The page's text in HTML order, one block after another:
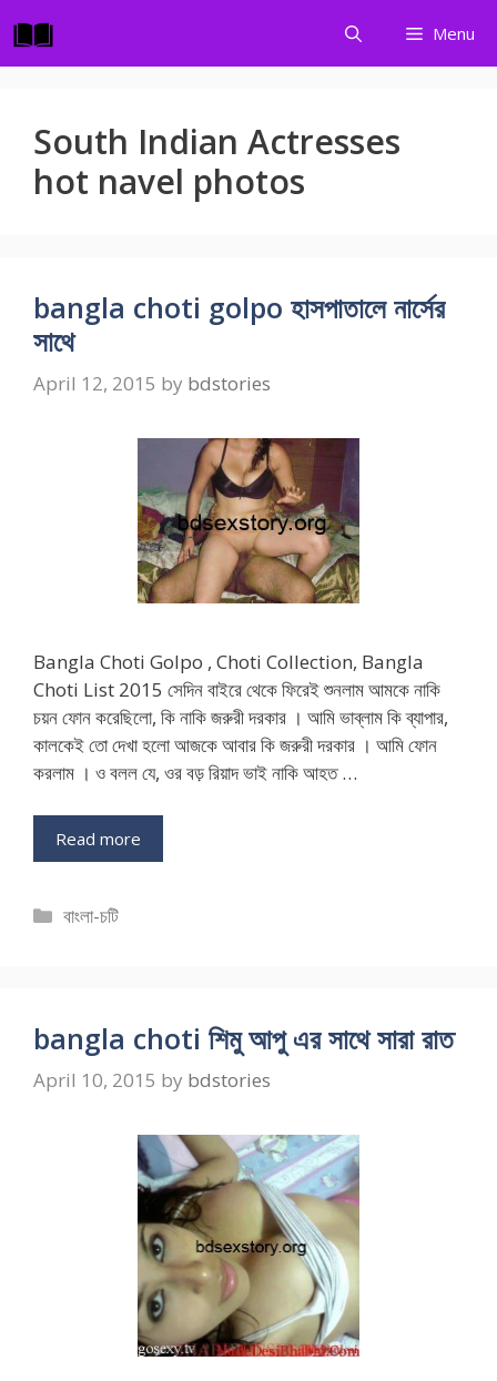
to
content
Menu
South Indian Actresses
hot navel photos
bangla choti golpo হাসপাতালে নার্সের
সাথে
April 12, 2015 by bdstories
Bangla Choti Golpo , Choti Collection, Bangla
Choti List 2015 সেদিন বাইরে থেকে ফিরেই শুনলাম আমকে নাকি
চয়ন ফোন করেছিলো, কি নাকি জরুরী দরকার । আমি ভাব্লাম কি ব্যাপার,
কালকেই তো দেখা হলো আজকে আবার কি জরুরী দরকার । আমি ফোন
করলাম । ও বলল যে, ওর বড় রিয়াদ ভাই নাকি আহত …
Read more
Categories
বাংলা-চটি
bangla choti শিমু আপু এর সাথে সারা রাত
April 10, 2015 by bdstories